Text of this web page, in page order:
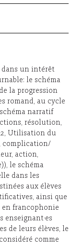
un intérêt
le schéma
la progression
romand, au cycle
narratif
résolution,
Utilisation du
complication/
action,
le schéma
dans les
aux élèves
ainsi que
en francophonie
enseignant·es
de leurs élèves, le
comme